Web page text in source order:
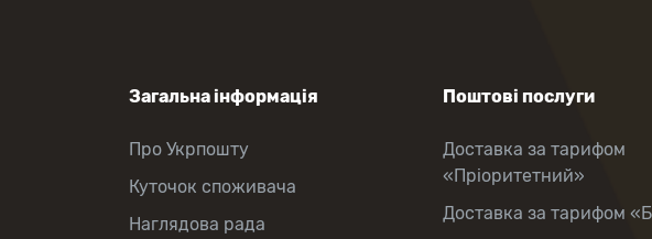
Загальна інформація
Про Укрпошту
Куточок споживача
Наглядова рада
Поштові послуги
Доставка за тарифом
«Пріоритетний»
Доставка за тарифом